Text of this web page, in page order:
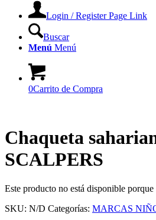
Login / Register Page Link
Buscar
Menú Menú
0Carrito de Compra
Chaqueta
SCALPERS
Este producto no está disponible
SKU: N/D Categorías: MARCAS